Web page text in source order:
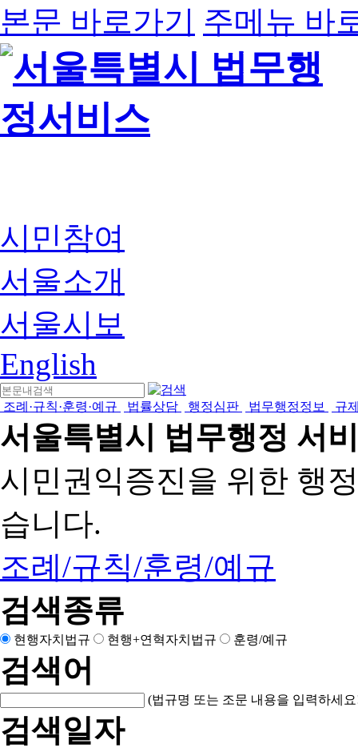
본문 바로가기 주메뉴 바
시민참여
서울소개
서울시보
English
조례·규칙·훈령·예규 법률상담 행정심판 법무행정정보 규
서울특별시 법무행정 서
시민권익증진을 위한 행
습니다.
조례/규칙/훈령/예규
검색종류
현행자치법규 현행+연혁자치법규 훈령/예규
검색어
(법규명 또는 조문 내용을 입력하세
검색일자